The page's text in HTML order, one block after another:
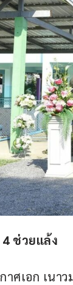
ช่วยแล้ง
าศเอก เน